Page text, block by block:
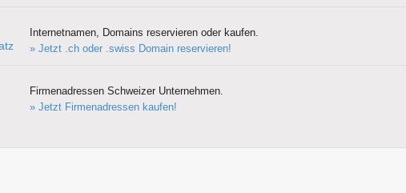
Internetnamen, Domains reservieren oder kaufen.
» Jetzt .ch oder .swiss Domain reservieren!
Firmenadressen Schweizer Unternehmen.
» Jetzt Firmenadressen kaufen!